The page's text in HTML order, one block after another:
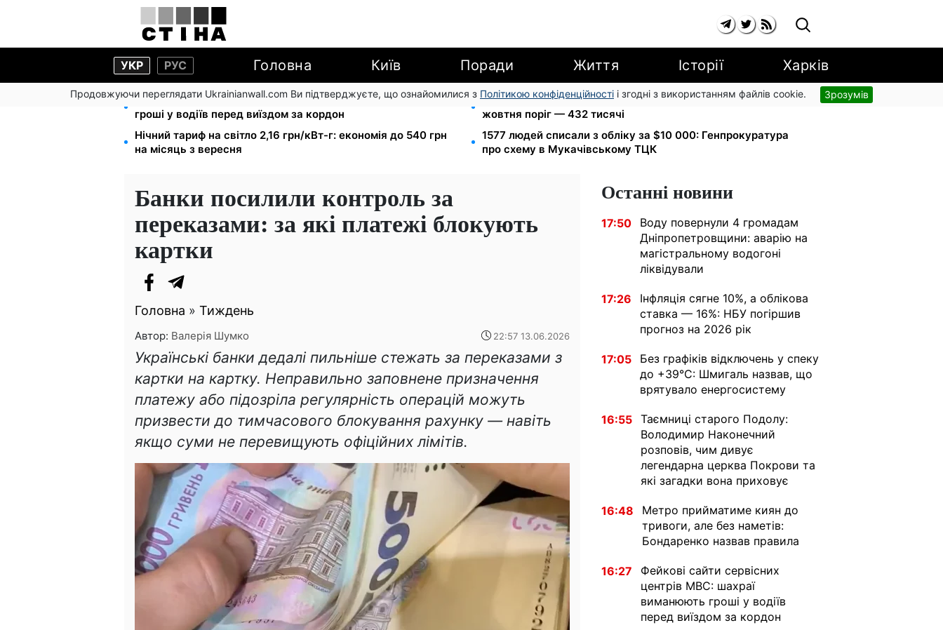
УКР РУС Головна Київ Поради Життя Історії Харків
Продовжуючи переглядати Ukrainianwall.com Ви підтверджуєте, що ознайомилися з Політикою конфіденційності і згодні з використанням файлів cookie. Зрозумів
Фейкові сайти сервісних центрів МВС: шахраї виманюють
гроші у водіїв перед виїздом за кордон
172 940 грн захистять житло від арешту за комуналку: з
жовтня поріг — 432 тисячі
Нічний тариф на світло 2,16 грн/кВт-г: економія до 540 грн
на місяць з вересня
1577 людей списали з обліку за $10 000: Генпрокуратура
про схему в Мукачівському ТЦК
Банки посилили контроль за
переказами: за які платежі блокують
картки
Головна » Тиждень
Автор: Валерія Шумко 22:57 13.06.2026
Українські банки дедалі пильніше стежать за переказами з
картки на картку. Неправильно заповнене призначення
платежу або підозріла регулярність операцій можуть
призвести до тимчасового блокування рахунку — навіть
якщо суми не перевищують офіційних лімітів.
Останні новини
17:50
Воду повернули 4 громадам
Дніпропетровщини: аварію на
магістральному водогоні
ліквідували
17:26
Інфляція сягне 10%, а облікова
ставка — 16%: НБУ погіршив
прогноз на 2026 рік
17:05
Без графіків відключень у спеку
до +39°C: Шмигаль назвав, що
врятувало енергосистему
16:55 Таємниці старого Подолу:
Володимир Наконечний
розповів, чим дивує
легендарна церква Покрови та
які загадки вона приховує
16:48
Метро прийматиме киян до
тривоги, але без наметів:
Бондаренко назвав правила
16:27
Фейкові сайти сервісних
центрів МВС: шахраї
виманюють гроші у водіїв
перед виїздом за кордон